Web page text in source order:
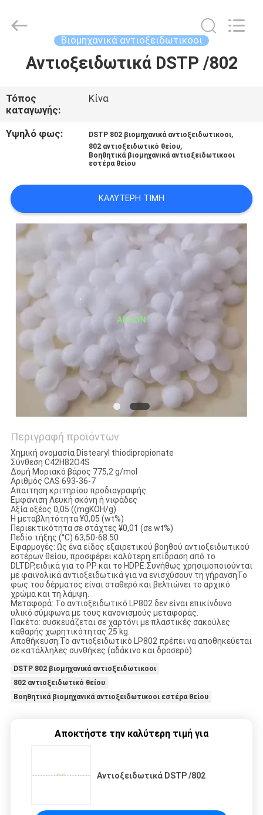
ΣΠΊΤΙ
ΠΡΟΪΌΝΤΑ
ΒΊΝΤΕΟ
ΜΕ
ΕΜΆΣ
ΕΠΙΣΚΕΨΉ
ΕΡΓΟΣΤΑΣΊΟΥ
ΈΛΕΓΧΟΣ
ΠΟΙΌΤΗΤΑΣ
ΖΗΤΉΣΤΕ
ΠΡΟΣΦΟΡΆ
SITEMAP
PRIVACY
POLICY
COMPANY
LIMITED.
Βιομηχανικά αντιοξειδωτικοοι
Αντιοξειδωτικά DSTP /802
Τόπος
καταγωγής:
Κίνα
Υψηλό φως: DSTP 802 βιομηχανικά αντιοξειδωτικοοι,
802 αντιοξειδωτικό θείου,
Βοηθητικά βιομηχανικά αντιοξειδωτικοοι
εστέρα θείου
ΚΑΛΎΤΕΡΗ ΤΙΜΉ
Περιγραφή προϊόντων
Χημική ονομασία Distearyl thiodipropionate
Σύνθεση C42H82O4S
Δομή Μοριακό βάρος 775,2 g/mol
Αριθμός CAS 693-36-7
Απαιτηση κριτηρίου προδιαγραφής
Εμφάνιση Λευκή σκόνη ή νιφάδες
Αξία οξέος 0,05 ((mgKOH/g)
Η μεταβλητότητα ¥0,05 (wt%)
Περιεκτικότητα σε στάχτες ¥0,01 (σε wt%)
Πεδίο τήξης (°C) 63,50-68.50
Εφαρμογές: Ως ένα είδος εξαιρετικού βοηθού αντιοξειδωτικού
εστέρων θείου, προσφέρει καλύτερη επίδραση από το
DLTDP,ειδικά για το PP και το HDPE.Συνήθως χρησιμοποιούνται
με φαινολικά αντιοξειδωτικά για να ενισχύσουν τη γήρανσηΤο
φως του δέρματος είναι σταθερό και βελτιώνει το αρχικό
χρώμα και τη λάμψη.
Μεταφορά: Το αντιοξειδωτικό LP802 δεν είναι επικίνδυνο
υλικό σύμφωνα με τους κανονισμούς μεταφοράς.
Πακέτο: συσκευάζεται σε χαρτόνι με πλαστικές σακούλες
καθαρής χωρητικότητας 25 kg.
Αποθήκευση:Το αντιοξειδωτικό LP802 πρέπει να αποθηκεύεται
σε κατάλληλες συνθήκες (αδάκινο και δροσερό).
DSTP 802 βιομηχανικά αντιοξειδωτικοοι
802 αντιοξειδωτικό θείου
Βοηθητικά βιομηχανικά αντιοξειδωτικοοι εστέρα θείου
Αποκτήστε την καλύτερη τιμή για
Αντιοξειδωτικά DSTP /802